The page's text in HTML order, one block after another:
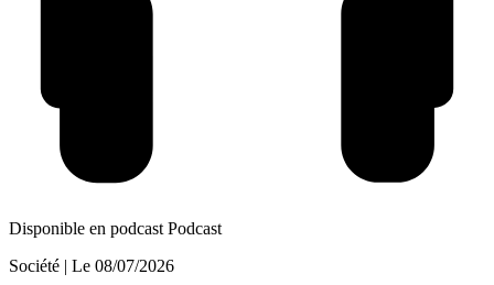
Disponible en podcast Podcast
Société | Le 08/07/2026